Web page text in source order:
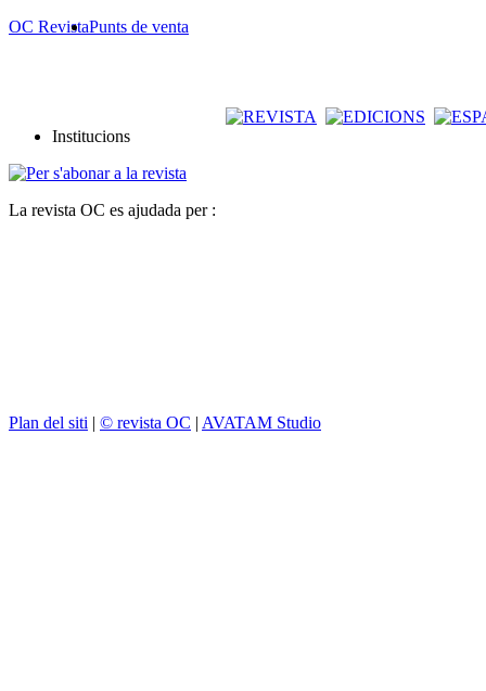
OC RevistaPunts de venta
Institucions
La revista OC es ajudada per :
Plan del siti | © revista OC | AVATAM Studio